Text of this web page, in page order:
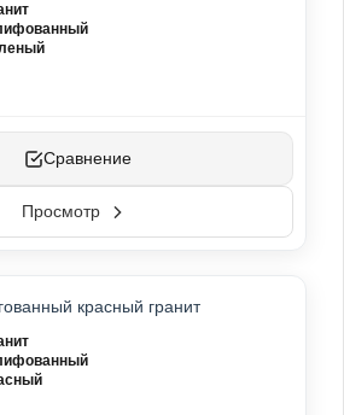
Сравнение
Просмотр
красный гранит